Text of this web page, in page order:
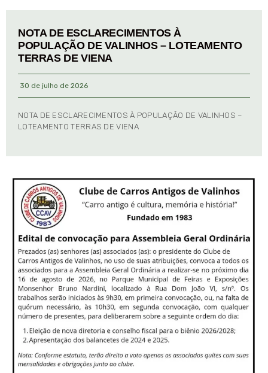
NOTA DE ESCLARECIMENTOS À
POPULAÇÃO DE VALINHOS – LOTEAMENTO
TERRAS DE VIENA
30 de julho de 2026
NOTA DE ESCLARECIMENTOS À POPULAÇÃO DE VALINHOS –
LOTEAMENTO TERRAS DE VIENA